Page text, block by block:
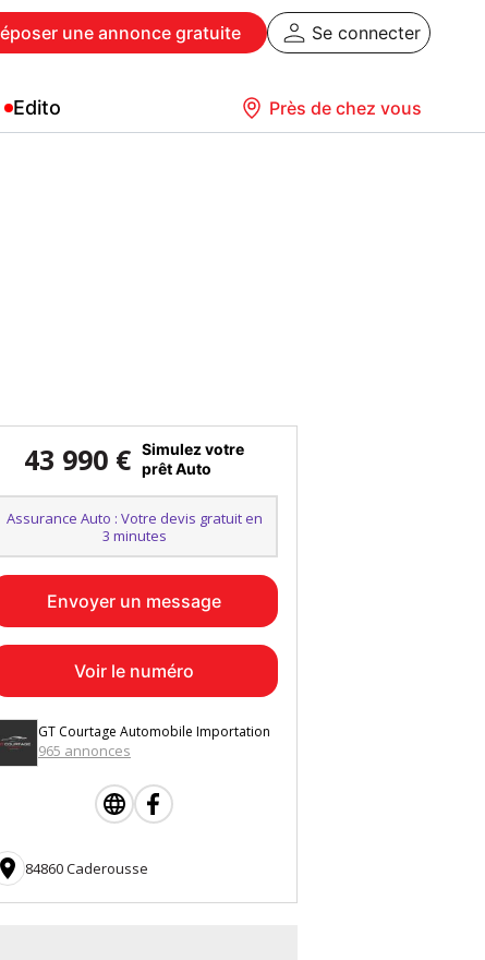
une annonce gratuite Se connecter
Edito Près de chez vous
43 990 € Simulez votre
prêt Auto
Assurance Auto : Votre devis gratuit en
3 minutes
Envoyer un message
Voir le numéro
GT Courtage Automobile Importation
965 annonces
 84860 Caderousse